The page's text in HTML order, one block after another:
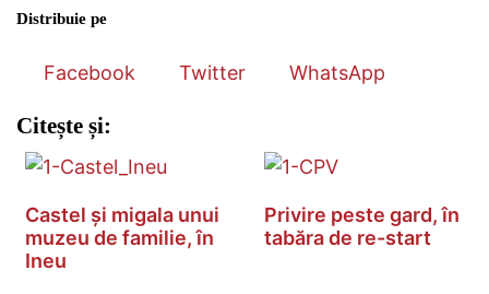
Distribuie pe
Facebook Twitter WhatsApp
Citește și:
Castel și migala unui
muzeu de familie, în
Ineu
Privire peste gard, în
tabăra de re-start